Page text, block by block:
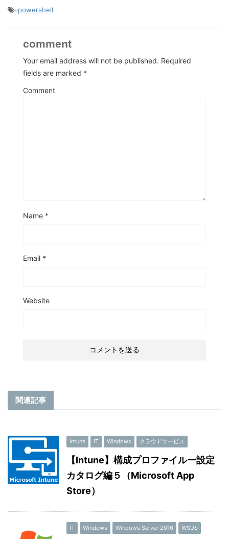
-powershell
comment
Your email address will not be published. Required
fields are marked *
Comment
Name *
Email *
Website
関連記事
Intune IT Windows クラウドサービス
【Intune】構成プロファイルー設定
カタログ編５（Microsoft App
Store）
IT Windows Windows Server 2016 WSUS